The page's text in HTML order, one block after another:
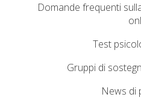
Domande frequenti
Test
Gruppi di
News di